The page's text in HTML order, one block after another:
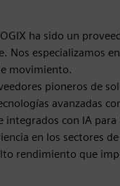
ha sido un
Nos especializamos
movimiento.
pioneros de
avanzadas
integrados con IA
en los sectores
rendimiento que